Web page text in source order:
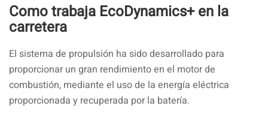
Como trabaja EcoDynamics+ en la
carretera
El sistema de propulsión ha sido desarrollado para
proporcionar un gran rendimiento en el motor de
combustión, mediante el uso de la energía eléctrica
proporcionada y recuperada por la batería.